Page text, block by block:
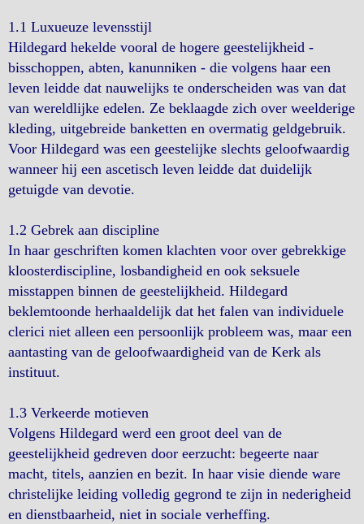
1.1 Luxueuze levensstijl
Hildegard hekelde vooral de hogere geestelijkheid -
bisschoppen, abten, kanunniken - die volgens haar een
leven leidde dat nauwelijks te onderscheiden was van dat
van wereldlijke edelen. Ze beklaagde zich over weelderige
kleding, uitgebreide banketten en overmatig geldgebruik.
Voor Hildegard was een geestelijke slechts geloofwaardig
wanneer hij een ascetisch leven leidde dat duidelijk
getuigde van devotie.
1.2 Gebrek aan discipline
In haar geschriften komen klachten voor over gebrekkige
kloosterdiscipline, losbandigheid en ook seksuele
misstappen binnen de geestelijkheid. Hildegard
beklemtoonde herhaaldelijk dat het falen van individuele
clerici niet alleen een persoonlijk probleem was, maar een
aantasting van de geloofwaardigheid van de Kerk als
instituut.
1.3 Verkeerde motieven
Volgens Hildegard werd een groot deel van de
geestelijkheid gedreven door eerzucht: begeerte naar
macht, titels, aanzien en bezit. In haar visie diende ware
christelijke leiding volledig gegrond te zijn in nederigheid
en dienstbaarheid, niet in sociale verheffing.